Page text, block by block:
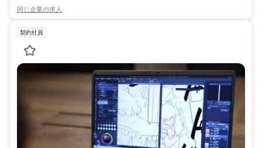
同じ企業の求人
契約社員